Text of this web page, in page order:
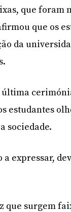
que
que os
da
estudantes
sociedade.
expressar,
que surgem